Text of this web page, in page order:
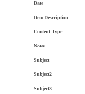
Date
Item Description
Content Type
Notes
Subject
Subject2
Subject3